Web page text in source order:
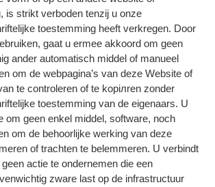
is strikt verboden tenzij u onze
toestemming heeft verkregen. Door
gaat u ermee akkoord om geen
ander automatisch middel of manueel
om de webpagina’s van deze Website of
te controleren of te kopiлren zonder
toestemming van de eigenaars. U
om geen enkel middel, software, noch
om de behoorlijke werking van deze
of trachten te belemmeren. U verbindt
actie te ondernemen die een
zware last op de infrastructuur